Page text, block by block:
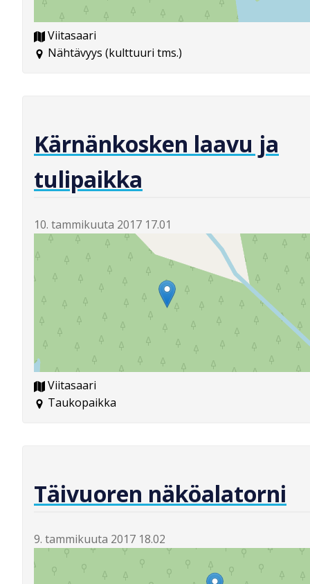
Viitasaari
Nähtävyys (kulttuuri tms.)
Kärnänkosken laavu ja
tulipaikka
10. tammikuuta 2017 17.01
Viitasaari
Taukopaikka
Täivuoren näköalatorni
9. tammikuuta 2017 18.02